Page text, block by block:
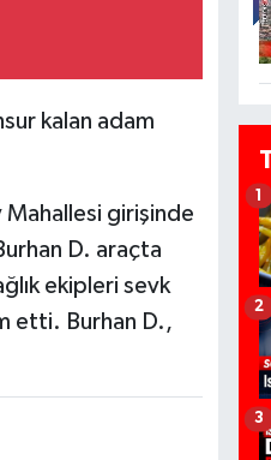
kalan adam
Mahallesi girişinde
D. araçta
ekipleri sevk
etti. Burhan D.,
1
2
3